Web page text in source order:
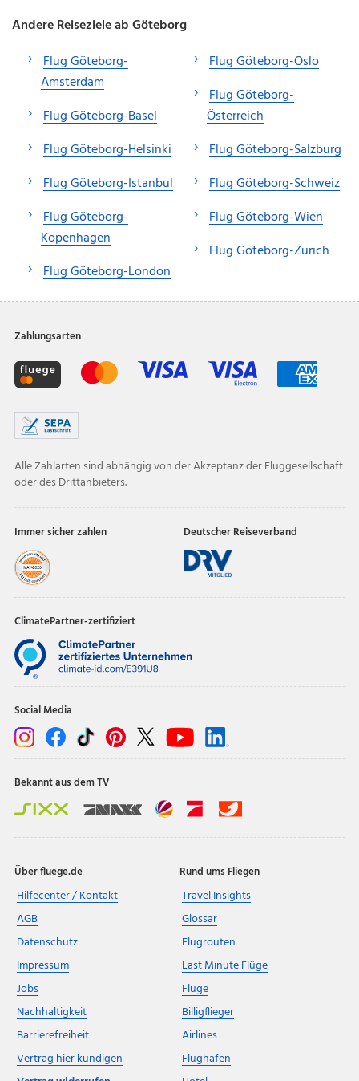
Andere Reiseziele ab Göteborg
Flug Göteborg-
Amsterdam
Flug Göteborg-Basel
Flug Göteborg-Helsinki
Flug Göteborg-Istanbul
Flug Göteborg-
Kopenhagen
Flug Göteborg-London
Flug Göteborg-Oslo
Flug Göteborg-
Österreich
Flug Göteborg-Salzburg
Flug Göteborg-Schweiz
Flug Göteborg-Wien
Flug Göteborg-Zürich